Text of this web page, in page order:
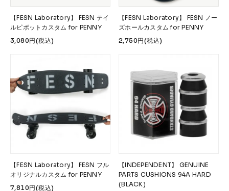
【FESN Laboratory】 FESN テイ
ルピボットカスタム for PENNY
3,080円(税込)
【FESN Laboratory】 FESN ノー
ズホールカスタム for PENNY
2,750円(税込)
【FESN Laboratory】 FESN フル
オリジナルカスタム for PENNY
7,810円(税込)
【INDEPENDENT】 GENUINE
PARTS CUSHIONS 94A HARD
(BLACK)